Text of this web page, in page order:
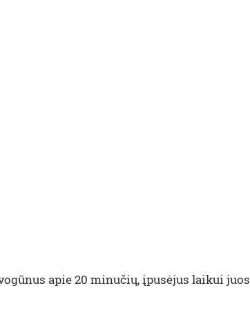
apie 20 minučių, įpusėjus laikui juos